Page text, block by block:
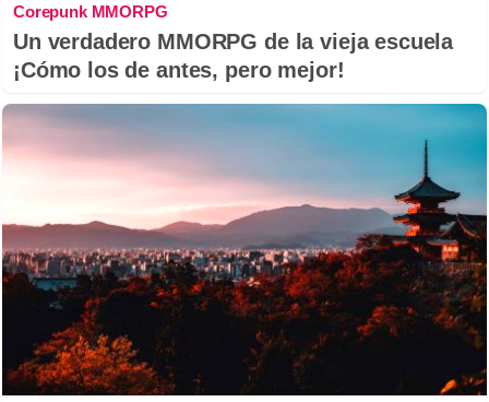
Corepunk MMORPG
Un verdadero MMORPG de la vieja escuela
¡Cómo los de antes, pero mejor!